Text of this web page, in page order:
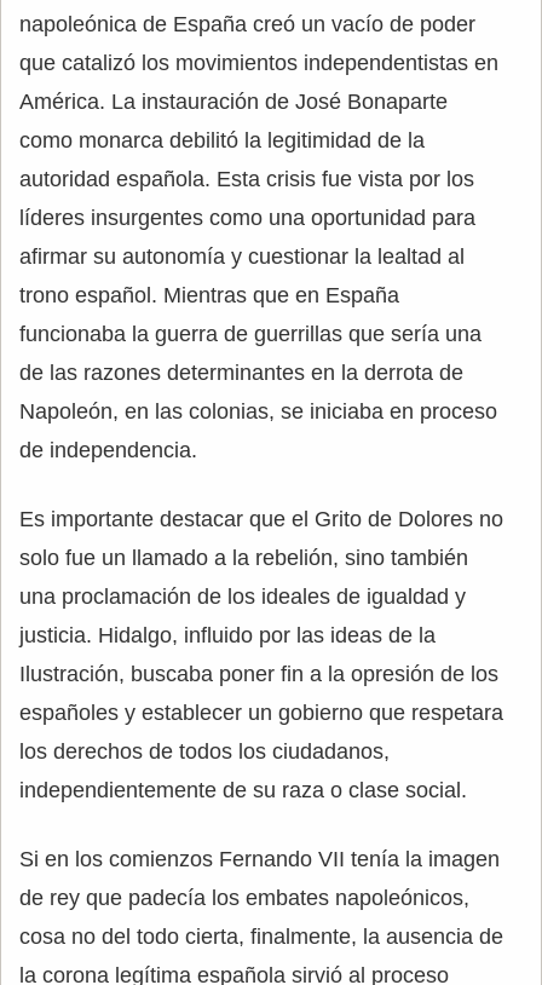
napoleónica de España creó un vacío de poder
que catalizó los movimientos independentistas en
América. La instauración de José Bonaparte
como monarca debilitó la legitimidad de la
autoridad española. Esta crisis fue vista por los
líderes insurgentes como una oportunidad para
afirmar su autonomía y cuestionar la lealtad al
trono español. Mientras que en España
funcionaba la guerra de guerrillas que sería una
de las razones determinantes en la derrota de
Napoleón, en las colonias, se iniciaba en proceso
de independencia.
Es importante destacar que el Grito de Dolores no
solo fue un llamado a la rebelión, sino también
una proclamación de los ideales de igualdad y
justicia. Hidalgo, influido por las ideas de la
Ilustración, buscaba poner fin a la opresión de los
españoles y establecer un gobierno que respetara
los derechos de todos los ciudadanos,
independientemente de su raza o clase social.
Si en los comienzos Fernando VII tenía la imagen
de rey que padecía los embates napoleónicos,
cosa no del todo cierta, finalmente, la ausencia de
la corona legítima española sirvió al proceso